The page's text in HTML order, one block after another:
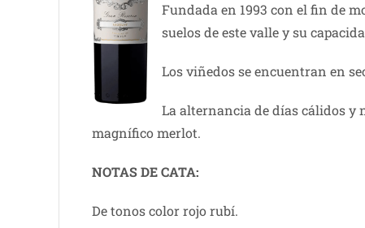
Fundada en 1993 con el fin de
suelos de este valle y su
Los viñedos se encuentran en
La alternancia de días cálidos y
magnífico merlot.
NOTAS DE CATA:
De tonos color rojo rubí.